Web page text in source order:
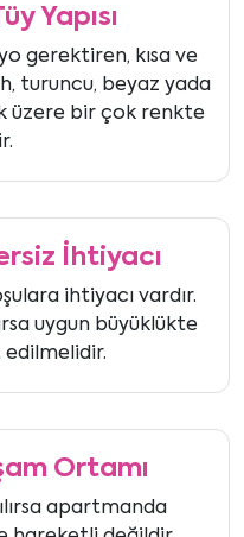
Yapısı
gerektiren, kısa ve
turuncu, beyaz yada
üzere bir çok renkte
İhtiyacı
ihtiyacı vardır.
uygun büyüklükte
edilmelidir.
Ortamı
apartmanda